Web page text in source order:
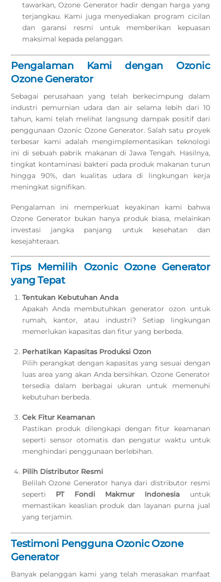
tawarkan, Ozone Generator hadir dengan harga yang
terjangkau. Kami juga menyediakan program cicilan
dan garansi resmi untuk memberikan kepuasan
maksimal kepada pelanggan.
Pengalaman Kami dengan Ozonic
Ozone Generator
Sebagai perusahaan yang telah berkecimpung dalam
industri pemurnian udara dan air selama lebih dari 10
tahun, kami telah melihat langsung dampak positif dari
penggunaan Ozonic Ozone Generator. Salah satu proyek
terbesar kami adalah mengimplementasikan teknologi
ini di sebuah pabrik makanan di Jawa Tengah. Hasilnya,
tingkat kontaminasi bakteri pada produk makanan turun
hingga 90%, dan kualitas udara di lingkungan kerja
meningkat signifikan.
Pengalaman ini memperkuat keyakinan kami bahwa
Ozone Generator bukan hanya produk biasa, melainkan
investasi jangka panjang untuk kesehatan dan
kesejahteraan.
Tips Memilih Ozonic Ozone Generator
yang Tepat
Tentukan Kebutuhan Anda
Apakah Anda membutuhkan generator ozon untuk
rumah, kantor, atau industri? Setiap lingkungan
memerlukan kapasitas dan fitur yang berbeda.
Perhatikan Kapasitas Produksi Ozon
Pilih perangkat dengan kapasitas yang sesuai dengan
luas area yang akan Anda bersihkan. Ozone Generator
tersedia dalam berbagai ukuran untuk memenuhi
kebutuhan berbeda.
Cek Fitur Keamanan
Pastikan produk dilengkapi dengan fitur keamanan
seperti sensor otomatis dan pengatur waktu untuk
menghindari penggunaan berlebihan.
Pilih Distributor Resmi
Belilah Ozone Generator hanya dari distributor resmi
seperti PT Fondi Makmur Indonesia untuk
memastikan keaslian produk dan layanan purna jual
yang terjamin.
Testimoni Pengguna Ozonic Ozone
Generator
Banyak pelanggan kami yang telah merasakan manfaat